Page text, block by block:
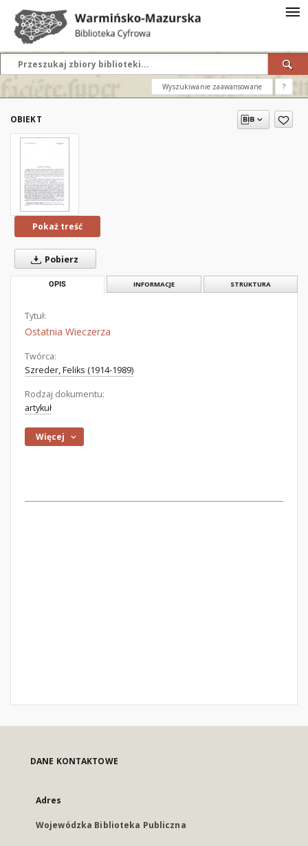
Wyszukiwanie zaawansowane ?
OBIEKT
Pokaż treść
Pobierz
OPIS INFORMACJE STRUKTURA
Tytuł:
Ostatnia Wieczerza
Twórca:
Szreder, Feliks (1914-1989)
Rodzaj dokumentu:
artykuł
Więcej
DANE KONTAKTOWE
Adres
Wojewódzka Biblioteka Publiczna